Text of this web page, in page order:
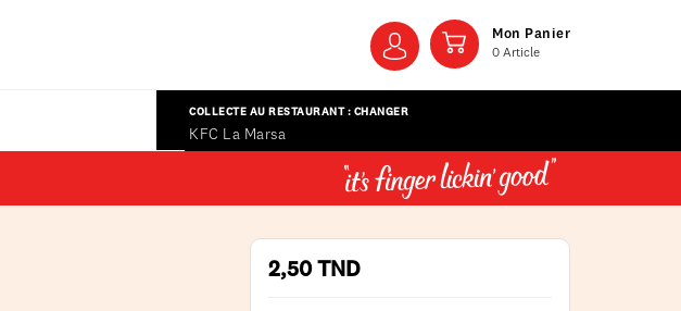
Mon Panier
0 Article
COLLECTE AU RESTAURANT : CHANGER
KFC La Marsa
2,50 TND